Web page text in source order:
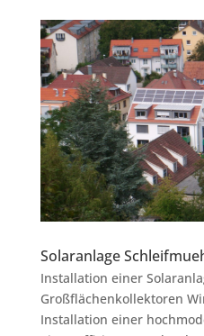
Solaranlage
Installation einer
Großflächenkollektoren
Installation einer